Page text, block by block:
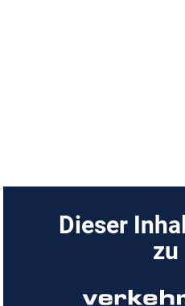
Dieser
zu